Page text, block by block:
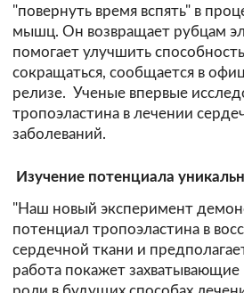
"повернуть время вспять" в
мышц. Он возвращает рубцам
помогает улучшить
сокращаться, сообщается в
релизе. Ученые впервые
тропоэластина в лечении
заболеваний.
Изучение потенциала
"Наш новый эксперимент
потенциал тропоэластина в
сердечной ткани и
работа покажет